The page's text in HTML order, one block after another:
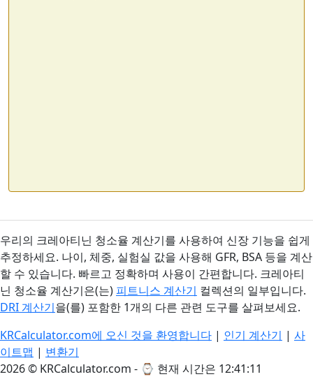
우리의 크레아티닌 청소율 계산기를 사용하여 신장 기능을 쉽게
추정하세요. 나이, 체중, 실험실 값을 사용해 GFR, BSA 등을 계산
할 수 있습니다. 빠르고 정확하며 사용이 간편합니다. 크레아티
닌 청소율 계산기은(는) 피트니스 계산기 컬렉션의 일부입니다.
DRI 계산기을(를) 포함한 1개의 다른 관련 도구를 살펴보세요.
KRCalculator.com에 오신 것을 환영합니다 | 인기 계산기 | 사
이트맵 | 변환기
2026 © KRCalculator.com - ⌚ 현재 시간은 12:41:11